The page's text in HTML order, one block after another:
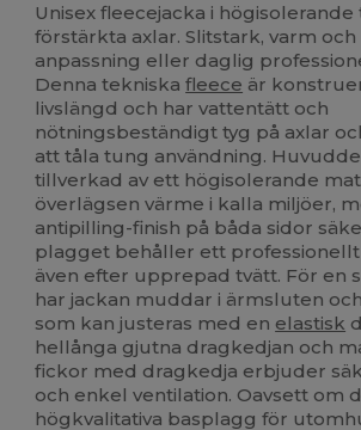
Unisex fleecejacka i högisolerande
förstärkta axlar. Slitstark, varm
anpassning eller daglig
Denna tekniskafleece är
livslängd och har vattentätt och
nötningsbeständigt tyg på axlar
att tåla tung användning.
tillverkad av ett högisolerande
överlägsen värme i kalla miljöer,
antipilling-finish på båda sidor
plagget behåller ett
även efter upprepad tvätt. För en
har jackan muddar i ärmsluten
som kan justeras med en elastisk
hellånga gjutna dragkedjan och
fickor med dragkedja erbjuder
och enkel ventilation. Oavsett om
högkvalitativa basplagg för